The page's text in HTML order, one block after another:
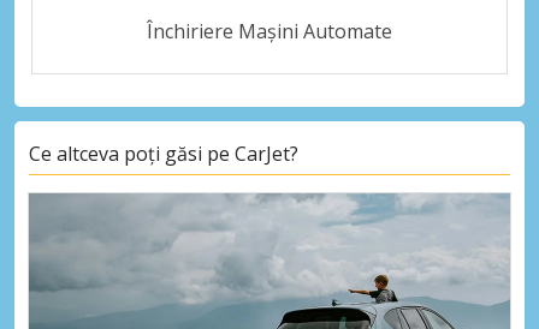
Închiriere Mașini Automate
Ce altceva poți găsi pe CarJet?